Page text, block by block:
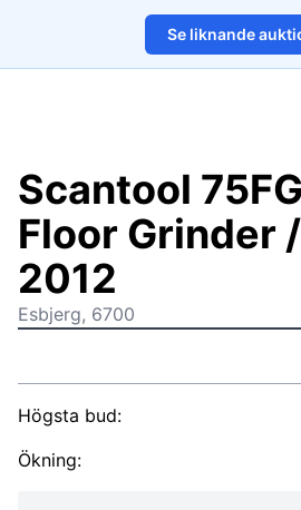
Se liknande
Scantool
Floor Grinder
2012
Esbjerg, 6700
Högsta bud:
Ökning: